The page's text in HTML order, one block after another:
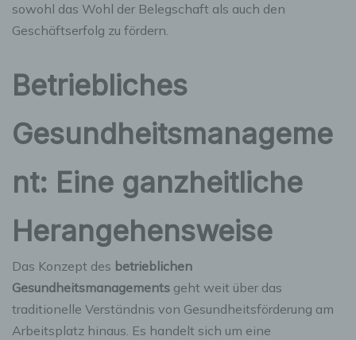
sowohl das Wohl der Belegschaft als auch den
Geschäftserfolg zu fördern.
Betriebliches
Gesundheitsmanageme
nt: Eine ganzheitliche
Herangehensweise
Das Konzept des betrieblichen
Gesundheitsmanagements geht weit über das
traditionelle Verständnis von Gesundheitsförderung am
Arbeitsplatz hinaus. Es handelt sich um eine